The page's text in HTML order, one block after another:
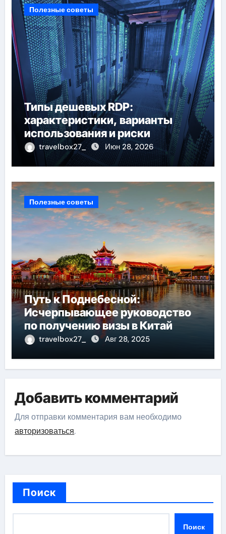
Полезные советы
Типы дешевых RDP:
характеристики, варианты
использования и риски
travelbox27_ Июн 28, 2026
Полезные советы
Путь к Поднебесной:
Исчерпывающее руководство
по получению визы в Китай
travelbox27_ Авг 28, 2025
Добавить комментарий
Для отправки комментария вам необходимо
авторизоваться.
Поиск
Поиск